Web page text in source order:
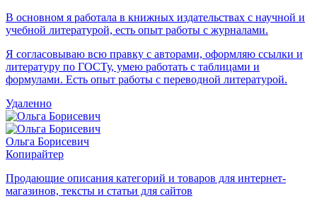
В основном я работала в книжных издательствах с научной и
учебной литературой, есть опыт работы с журналами.
Я согласовываю всю правку с авторами, оформляю ссылки и
литературу по ГОСТу, умею работать с таблицами и
формулами. Есть опыт работы с переводной литературой.
Удаленно
Ольга Борисевич
Копирайтер
Продающие описания категорий и товаров для интернет-
магазинов, тексты и статьи для сайтов